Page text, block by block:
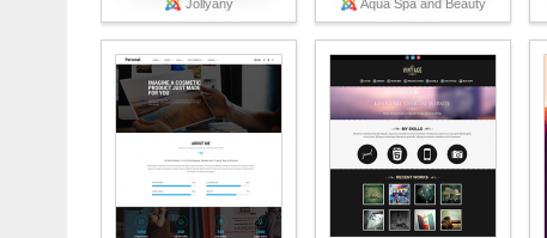
Jollyany Aqua Spa and Beauty